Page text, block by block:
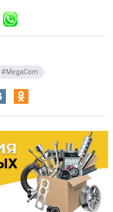
#MegaCom